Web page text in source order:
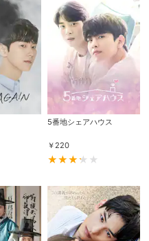
5番地シェアハウス
￥220